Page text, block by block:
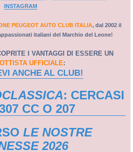
INSTAGRAM
PEUGEOT AUTO CLUB ITALIA, dal 2002 il
italiani del Marchio del Leone!
I VANTAGGI DI ESSERE UN
UFFICIALE:
ANCHE AL CLUB!
: CERCASI
CC O 207
LE NOSTRE
2026